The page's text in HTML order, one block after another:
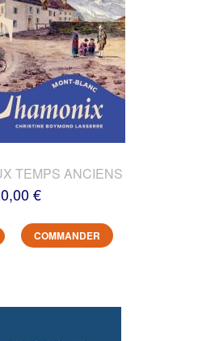
TEMPS ANCIENS
€
COMMANDER